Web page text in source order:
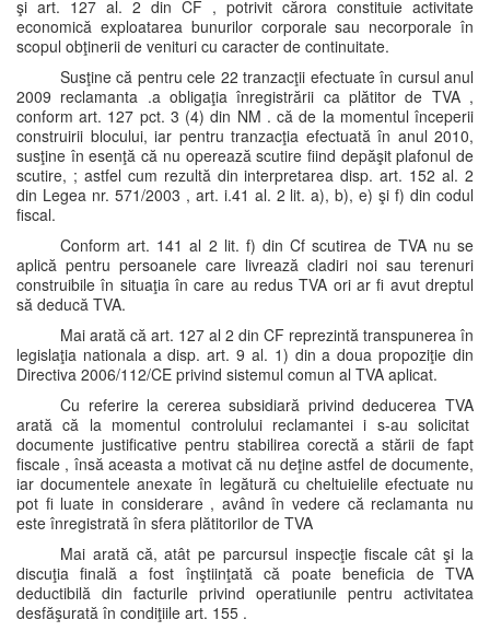
şi art. 127 al. 2 din CF , potrivit cărora constituie activitate
economică exploatarea bunurilor corporale sau necorporale în
scopul obţinerii de venituri cu caracter de continuitate.
Susţine că pentru cele 22 tranzacţii efectuate în cursul anul
2009 reclamanta .a obligaţia înregistrării ca plătitor de TVA ,
conform art. 127 pct. 3 (4) din NM . că de la momentul începerii
construirii blocului, iar pentru tranzacţia efectuată în anul 2010,
susţine în esenţă că nu operează scutire fiind depăşit plafonul de
scutire, ; astfel cum rezultă din interpretarea disp. art. 152 al. 2
din Legea nr. 571/2003 , art. i.41 al. 2 lit. a), b), e) şi f) din codul
fiscal.
Conform art. 141 al 2 lit. f) din Cf scutirea de TVA nu se
aplică pentru persoanele care livrează cladiri noi sau terenuri
construibile în situaţia în care au redus TVA ori ar fi avut dreptul
să deducă TVA.
Mai arată că art. 127 al 2 din CF reprezintă transpunerea în
legislaţia nationala a disp. art. 9 al. 1) din a doua propoziţie din
Directiva 2006/112/CE privind sistemul comun al TVA aplicat.
Cu referire la cererea subsidiară privind deducerea TVA
arată că la momentul controlului reclamantei i s-au solicitat
documente justificative pentru stabilirea corectă a stării de fapt
fiscale , însă aceasta a motivat că nu deţine astfel de documente,
iar documentele anexate în legătură cu cheltuielile efectuate nu
pot fi luate in considerare , având în vedere că reclamanta nu
este înregistrată în sfera plătitorilor de TVA
Mai arată că, atât pe parcursul inspecţie fiscale cât şi la
discuţia finală a fost înştiinţată că poate beneficia de TVA
deductibilă din facturile privind operatiunile pentru activitatea
desfăşurată în condiţiile art. 155 .